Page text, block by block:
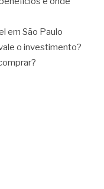
em São Paulo
o investimento?